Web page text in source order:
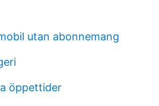
utan abonnemang
öppettider